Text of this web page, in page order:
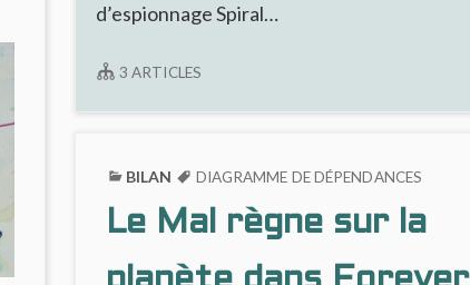
d’espionnage Spiral…
3 ARTICLES
BILAN DIAGRAMME DE DÉPENDANCES
Le Mal règne sur la